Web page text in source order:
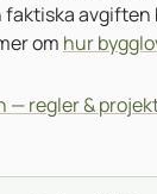
faktiska
om hur
— regler &